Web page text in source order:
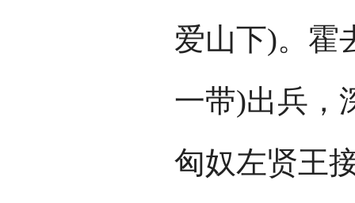
爱山下)。霍
一带)出兵，
匈奴左贤王